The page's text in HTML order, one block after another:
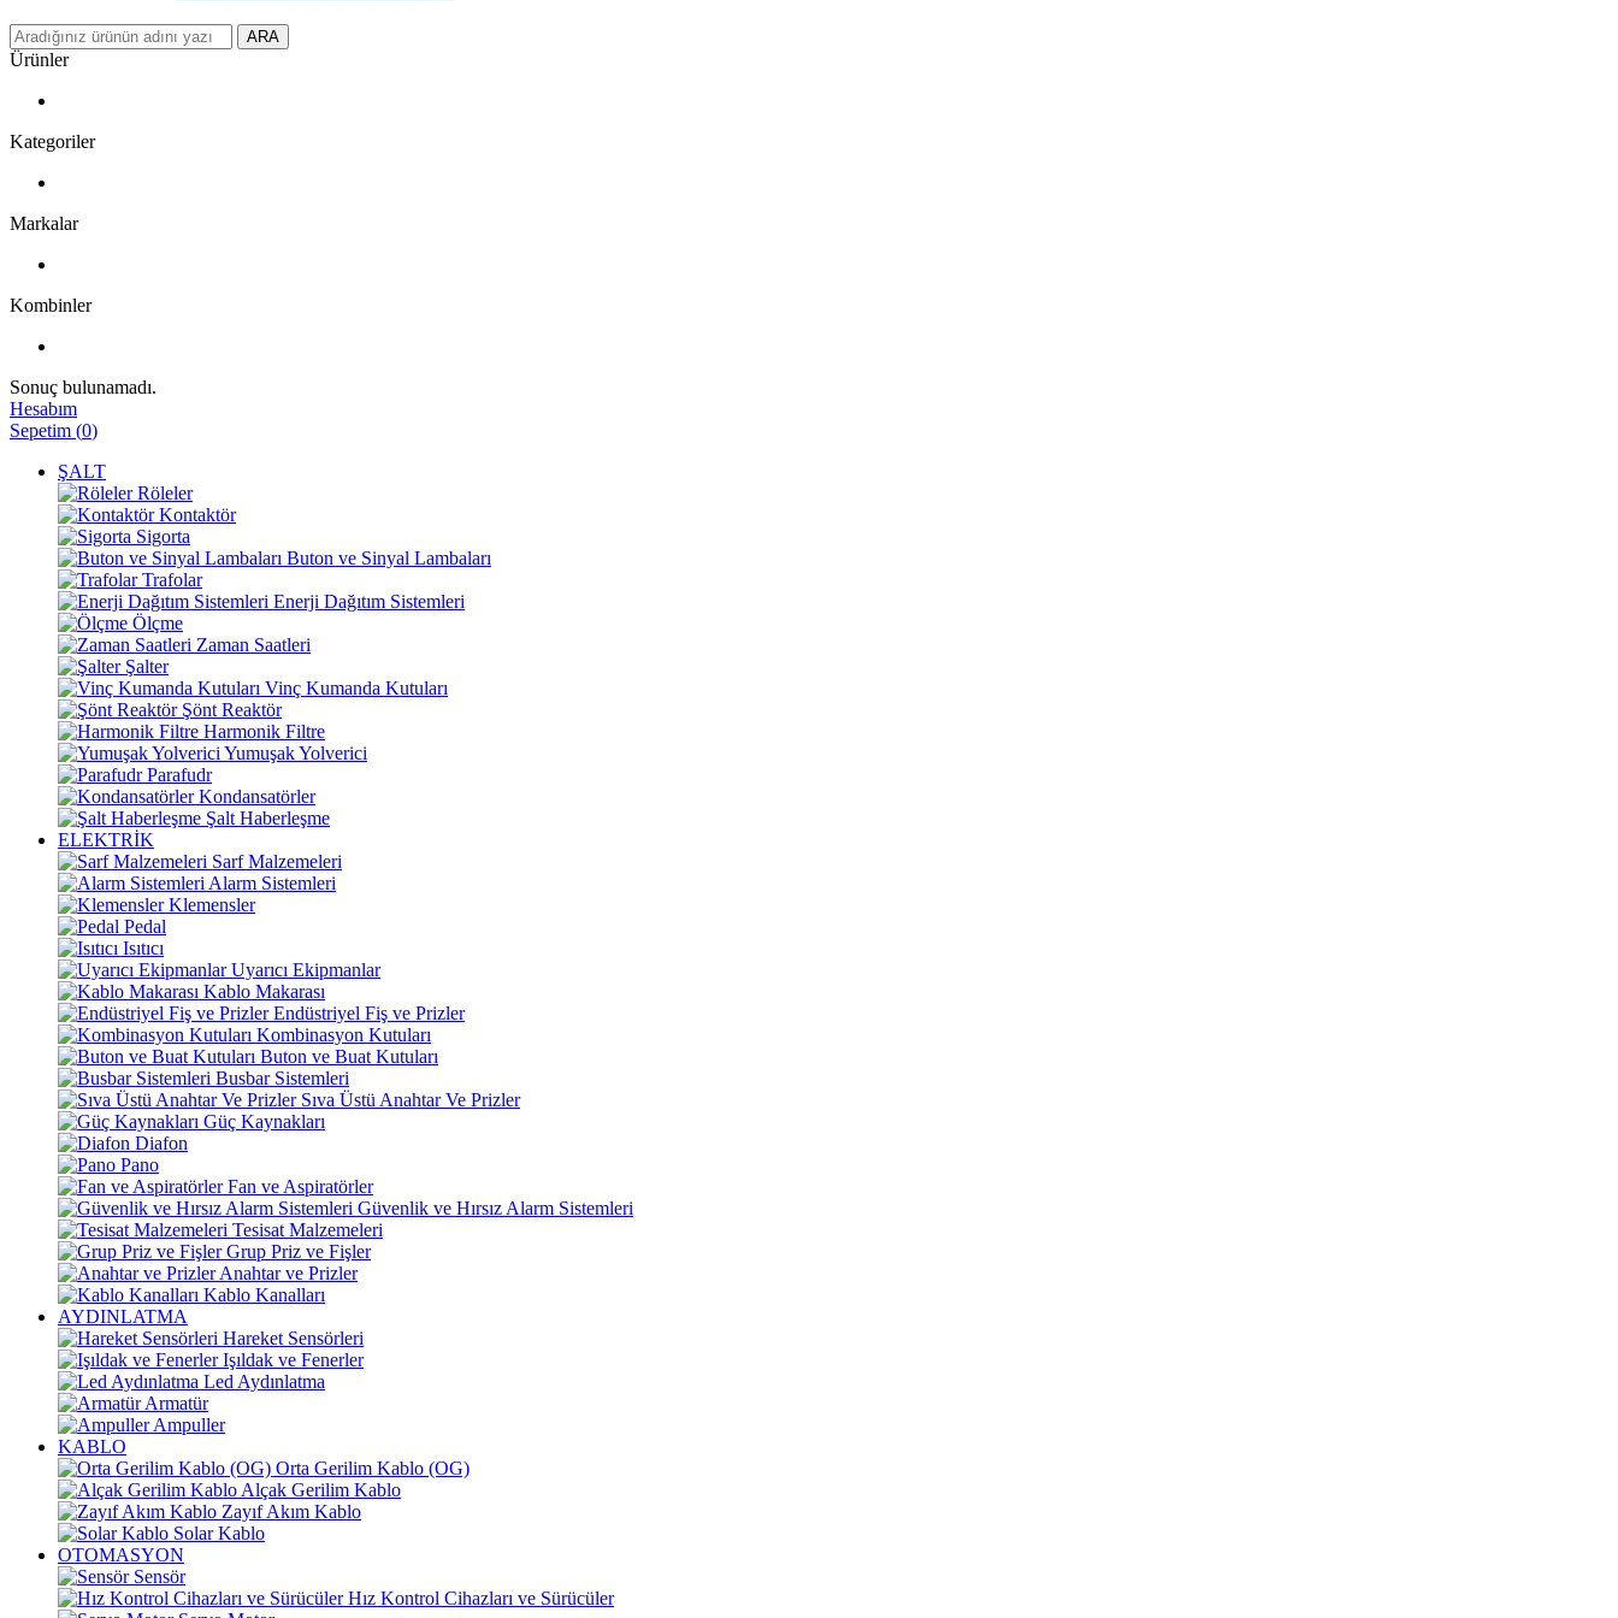
ARA
Ürünler
Kategoriler
Markalar
Kombinler
Sonuç bulunamadı.
Hesabım
Sepetim (0)
ŞALT
Röleler
Kontaktör
Sigorta
Buton ve Sinyal Lambaları
Trafolar
Enerji Dağıtım Sistemleri
Ölçme
Zaman Saatleri
Şalter
Vinç Kumanda Kutuları
Şönt Reaktör
Harmonik Filtre
Yumuşak Yolverici
Parafudr
Kondansatörler
Şalt Haberleşme
ELEKTRİK
Sarf Malzemeleri
Alarm Sistemleri
Klemensler
Pedal
Isıtıcı
Uyarıcı Ekipmanlar
Kablo Makarası
Endüstriyel Fiş ve Prizler
Kombinasyon Kutuları
Buton ve Buat Kutuları
Busbar Sistemleri
Sıva Üstü Anahtar Ve Prizler
Güç Kaynakları
Diafon
Pano
Fan ve Aspiratörler
Güvenlik ve Hırsız Alarm Sistemleri
Tesisat Malzemeleri
Grup Priz ve Fişler
Anahtar ve Prizler
Kablo Kanalları
AYDINLATMA
Hareket Sensörleri
Işıldak ve Fenerler
Led Aydınlatma
Armatür
Ampuller
KABLO
Orta Gerilim Kablo (OG)
Alçak Gerilim Kablo
Zayıf Akım Kablo
Solar Kablo
OTOMASYON
Sensör
Hız Kontrol Cihazları ve Sürücüler